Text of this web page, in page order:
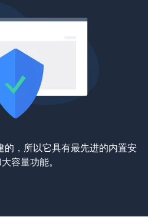
，所以它具有最先进的内置安
容量功能。